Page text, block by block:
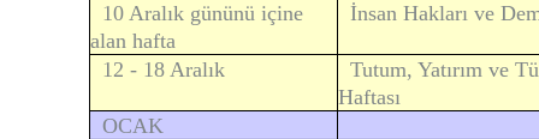
10 Aralık gününü içine
alan hafta
İnsan Hakları ve
12 - 18 Aralık
Tutum, Yatırım ve
Haftası
OCAK